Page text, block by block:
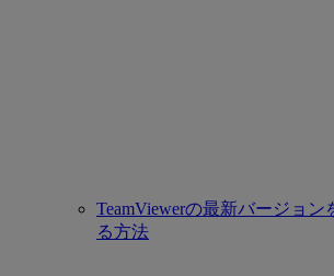
TeamViewerの最新バージョ
る方法